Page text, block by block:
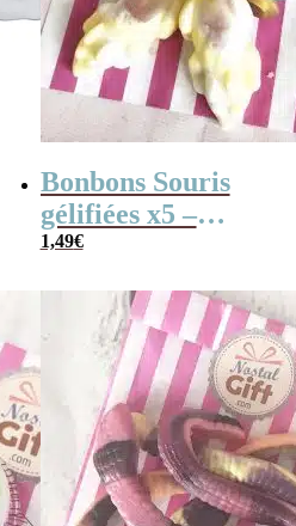
Bonbons Souris
gélifiées x5 –
Mimi la souris –
1,49€